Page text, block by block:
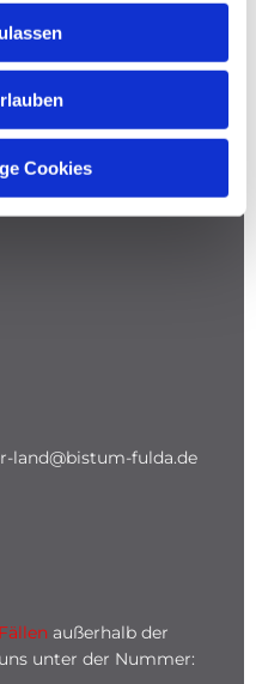
Cookies
land@bistum-fulda.de
außerhalb der
unter der Nummer: